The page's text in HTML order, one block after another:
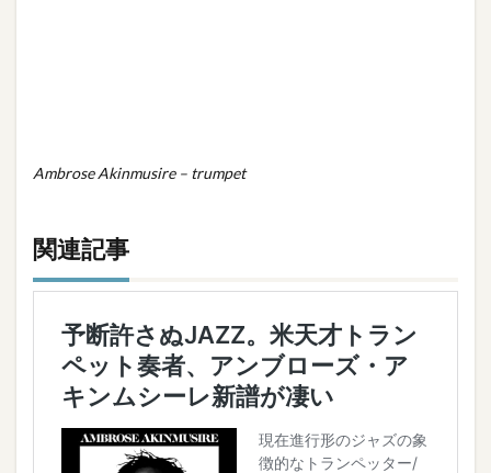
Ambrose Akinmusire – trumpet
関連記事